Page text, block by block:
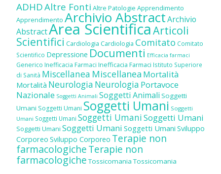
ADHDAltre Fonti Altre Patologie Apprendimento
Apprendimento Archivio AbstractArchivio
AbstractArea ScientificaArticoli
Scientifici Cardiologia Cardiologia Comitato Comitato
Scientifico Depressione Documenti Efficacia farmaci
Generico Inefficacia Farmaci Inefficacia Farmaci Istituto Superiore
di Sanità Miscellanea Miscellanea Mortalità
Mortalità Neurologia Neurologia Portavoce
Nazionale Soggetti Animali Soggetti Animali Soggetti
Umani Soggetti Umani Soggetti Umani Soggetti
Umani Soggetti Umani Soggetti UmaniSoggetti Umani
Soggetti Umani Soggetti Umani Soggetti Umani Sviluppo
Corporeo Sviluppo Corporeo Terapie non
farmacologicheTerapie non
farmacologiche Tossicomania Tossicomania